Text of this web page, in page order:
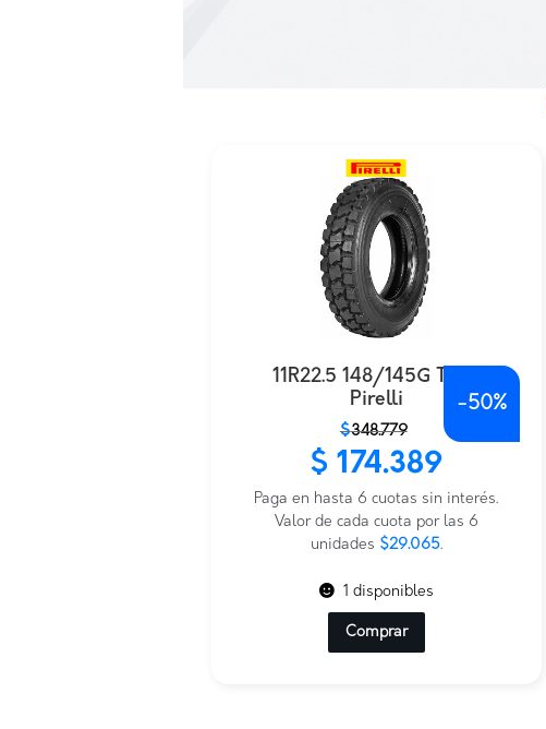
11R22.5 148/145G Tq99
Pirelli
$348.779
era:
$348.779.
es:
$174.389.
$174.389
Paga en hasta 6 cuotas sin interés.
Valor de cada cuota por las 6
unidades $29.065.
-50%
1 disponibles
Comprar